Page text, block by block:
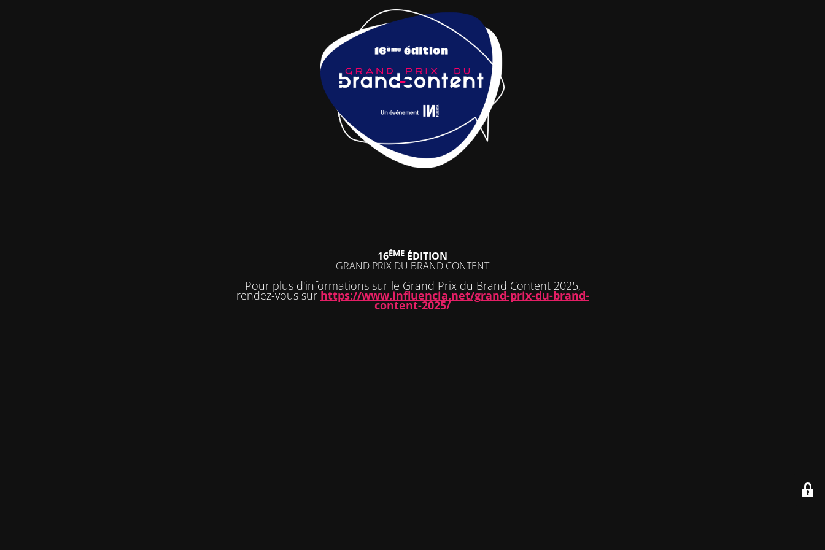
16ÈME ÉDITION
GRAND PRIX DU BRAND CONTENT
Pour plus d'informations sur le Grand Prix du Brand Content 2025,
rendez-vous sur https://www.influencia.net/grand-prix-du-brand-
content-2025/